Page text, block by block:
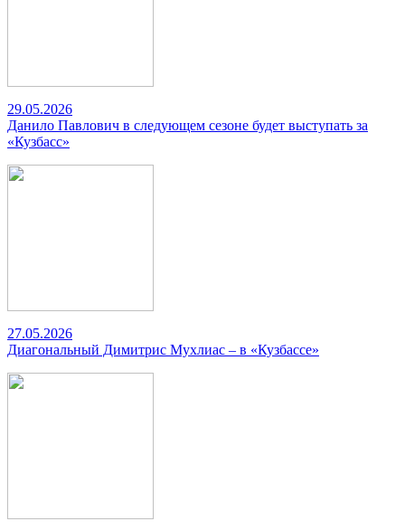
29.05.2026
Данило Павлович в следующем сезоне будет выступать за
«Кузбасс»
27.05.2026
Диагональный Димитрис Мухлиас – в «Кузбассе»